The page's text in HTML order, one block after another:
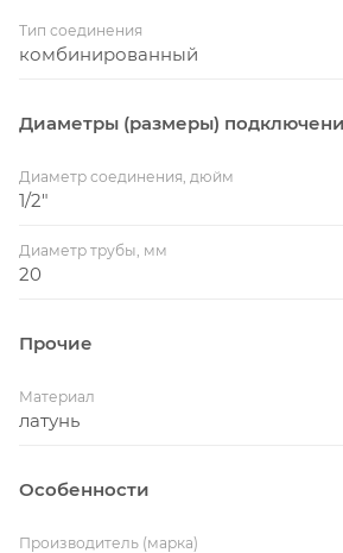
Тип соединения
комбинированный
Диаметры (размеры)
Диаметр соединения, дюйм
1/2"
Диаметр трубы, мм
20
Прочие
Материал
латунь
Особенности
Производитель (марка)